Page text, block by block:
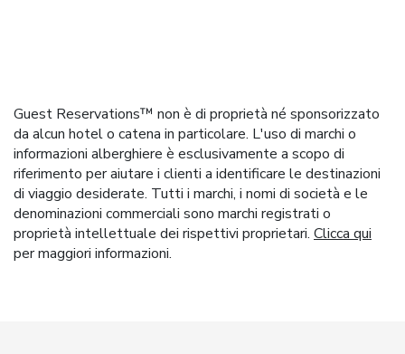
Guest Reservations™ non è di proprietà né sponsorizzato
da alcun hotel o catena in particolare. L'uso di marchi o
informazioni alberghiere è esclusivamente a scopo di
riferimento per aiutare i clienti a identificare le destinazioni
di viaggio desiderate. Tutti i marchi, i nomi di società e le
denominazioni commerciali sono marchi registrati o
proprietà intellettuale dei rispettivi proprietari. Clicca qui
per maggiori informazioni.